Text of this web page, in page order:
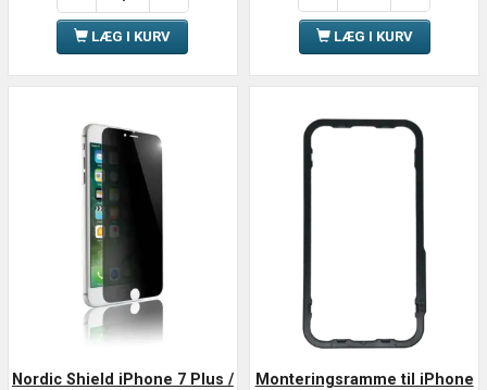
LÆG I KURV LÆG I KURV
Nordic Shield iPhone 7 Plus /
Monteringsramme til iPhone